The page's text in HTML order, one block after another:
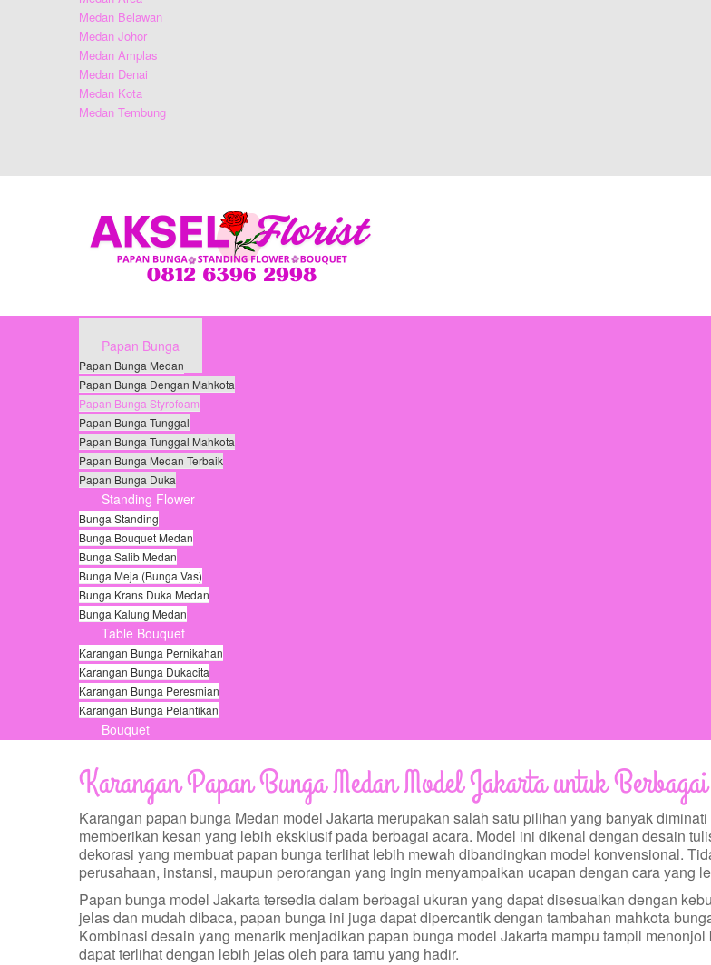
Medan Belawan
Medan Johor
Medan Amplas
Medan Denai
Medan Kota
Medan Tembung
Papan Bunga
Papan Bunga Medan
Papan Bunga Dengan Mahkota
Papan Bunga Styrofoam
Papan Bunga Tunggal
Papan Bunga Tunggal Mahkota
Papan Bunga Medan Terbaik
Papan Bunga Duka
Standing Flower
Bunga Standing
Bunga Bouquet Medan
Bunga Salib Medan
Bunga Meja (Bunga Vas)
Bunga Krans Duka Medan
Bunga Kalung Medan
Table Bouquet
Karangan Bunga Pernikahan
Karangan Bunga Dukacita
Karangan Bunga Peresmian
Karangan Bunga Pelantikan
Bouquet
Karangan Papan Bunga Medan Model Jakarta untuk
Karangan papan bunga Medan model Jakarta merupakan salah satu pilihan yang banyak
memberikan kesan yang lebih eksklusif pada berbagai acara. Model ini dikenal dengan desain
dekorasi yang membuat papan bunga terlihat lebih mewah dibandingkan model konvensional.
perusahaan, instansi, maupun perorangan yang ingin menyampaikan ucapan dengan cara yang
Papan bunga model Jakarta tersedia dalam berbagai ukuran yang dapat disesuaikan dengan
jelas dan mudah dibaca, papan bunga ini juga dapat dipercantik dengan tambahan mahkota
Kombinasi desain yang menarik menjadikan papan bunga model Jakarta mampu tampil
dapat terlihat dengan lebih jelas oleh para tamu yang hadir.